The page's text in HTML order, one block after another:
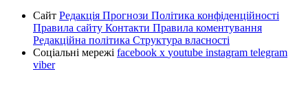
Сайт Редакція Прогнози Політика конфіденційності
Правила сайту Контакти Правила коментування
Редакційна політика Структура власності
Соціальні мережі facebook x youtube instagram telegram
viber